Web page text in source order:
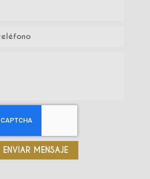
ENVIAR MENSAJE